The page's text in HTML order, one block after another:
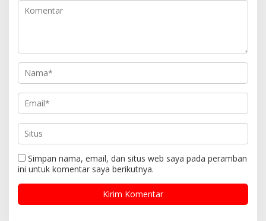
Simpan nama, email, dan situs web saya pada peramban
ini untuk komentar saya berikutnya.